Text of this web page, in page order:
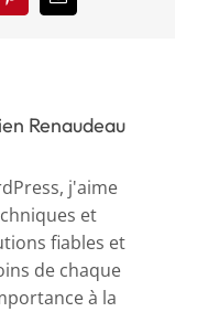
PinterestEmail
Renaudeau
j'aime
et
fiables et
de chaque
à la